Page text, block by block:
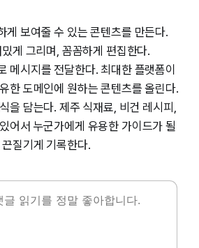
게 보여줄 수 있는 콘텐츠를 만든다.
게 그리며, 꼼꼼하게 편집한다.
메시지를 전달한다. 최대한 플랫폼이
한 도메인에 원하는 콘텐츠를 올린다.
을 담는다. 제주 식재료, 비건 레시피,
어서 누군가에게 유용한 가이드가 될
질기게 기록한다.